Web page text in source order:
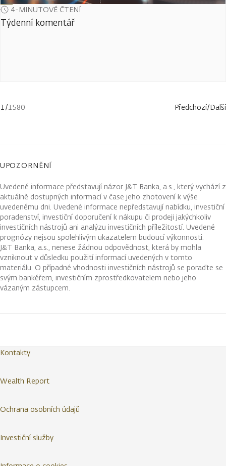
4-MINUTOVÉ ČTENÍ
Týdenní komentář
1/1580 Předchozí/Další
UPOZORNĚNÍ
Uvedené informace představují názor J&T Banka, a.s., který vychází z
aktuálně dostupných informací v čase jeho zhotovení k výše
uvedenému dni. Uvedené informace nepředstavují nabídku, investiční
poradenství, investiční doporučení k nákupu či prodeji jakýchkoliv
investičních nástrojů ani analýzu investičních příležitostí. Uvedené
prognózy nejsou spolehlivým ukazatelem budoucí výkonnosti.
J&T Banka, a.s., nenese žádnou odpovědnost, která by mohla
vzniknout v důsledku použití informací uvedených v tomto
materiálu. O případné vhodnosti investičních nástrojů se poraďte se
svým bankéřem, investičním zprostředkovatelem nebo jeho
vázaným zástupcem.
Kontakty
Wealth Report
Ochrana osobních údajů
Investiční služby